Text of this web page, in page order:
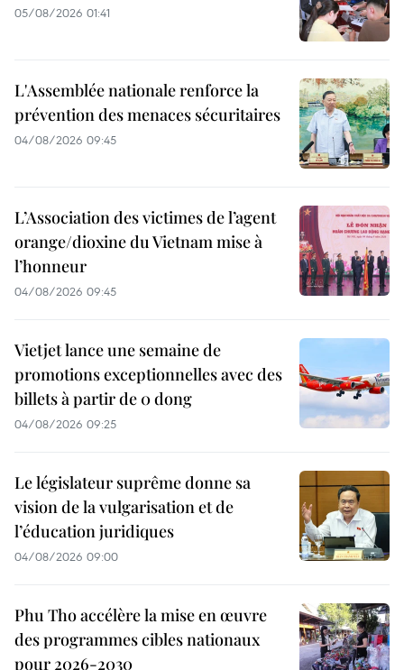
05/08/2026 01:41
L'Assemblée nationale renforce la
prévention des menaces sécuritaires
04/08/2026 09:45
L’Association des victimes de l’agent
orange/dioxine du Vietnam mise à
l’honneur
04/08/2026 09:45
Vietjet lance une semaine de
promotions exceptionnelles avec des
billets à partir de 0 dong
04/08/2026 09:25
Le législateur suprême donne sa
vision de la vulgarisation et de
l’éducation juridiques
04/08/2026 09:00
Phu Tho accélère la mise en œuvre
des programmes cibles nationaux
pour 2026-2030